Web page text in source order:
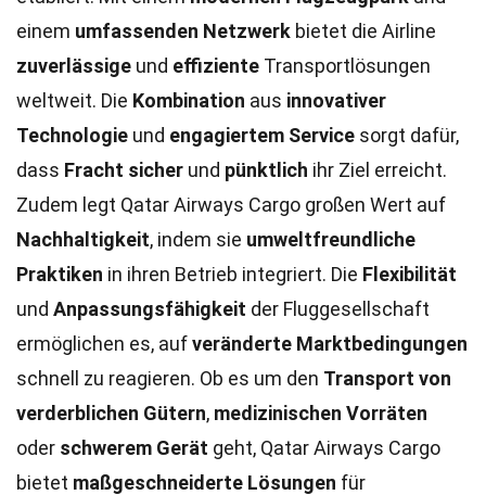
einem umfassenden Netzwerk bietet die Airline
zuverlässige und effiziente Transportlösungen
weltweit. Die Kombination aus innovativer
Technologie und engagiertem Service sorgt dafür,
dass Fracht sicher und pünktlich ihr Ziel erreicht.
Zudem legt Qatar Airways Cargo großen Wert auf
Nachhaltigkeit, indem sie umweltfreundliche
Praktiken in ihren Betrieb integriert. Die Flexibilität
und Anpassungsfähigkeit der Fluggesellschaft
ermöglichen es, aufveränderte Marktbedingungen
schnell zu reagieren. Ob es um den Transport von
verderblichen Gütern, medizinischen Vorräten
oder schwerem Gerät geht, Qatar Airways Cargo
bietet maßgeschneiderte Lösungen für